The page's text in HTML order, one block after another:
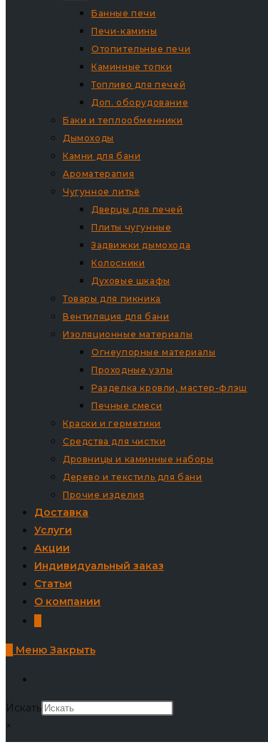
Банные печи
Печи-камины
Отопительные печи
Каминные топки
Топливо для печей
Доп. оборудование
Баки и теплообменники
Дымоходы
Камни для бани
Ароматерапия
Чугунное литьё
Дверцы для печей
Плиты чугунные
Задвижки дымохода
Колосники
Духовые шкафы
Товары для пикника
Вентиляция для бани
Изоляционные материалы
Огнеупорные материалы
Проходные узлы
Разделка кровли, мастер-флэш
Печные смеси
Краски и герметики
Средства для чистки
Дровницы и каминные наборы
Дерево и текстиль для бани
Прочие изделия
Доставка
Услуги
Акции
Индивидуальный заказ
Статьи
О компании
Меню Закрыть
Искать
×